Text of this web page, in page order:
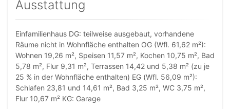
Ausstattung
Einfamilienhaus DG: teilweise ausgebaut, vorhandene
Räume nicht in Wohnfläche enthalten OG (Wfl. 61,62 m²):
Wohnen 19,26 m², Speisen 11,57 m², Kochen 10,75 m², Bad
5,78 m², Flur 9,31 m², Terrassen 14,42 und 5,38 m² (zu je
25 % in der Wohnfläche enthalten) EG (Wfl. 56,09 m²):
Schlafen 23,81 und 14,61 m², Bad 3,25 m², WC 3,75 m²,
Flur 10,67 m² KG: Garage